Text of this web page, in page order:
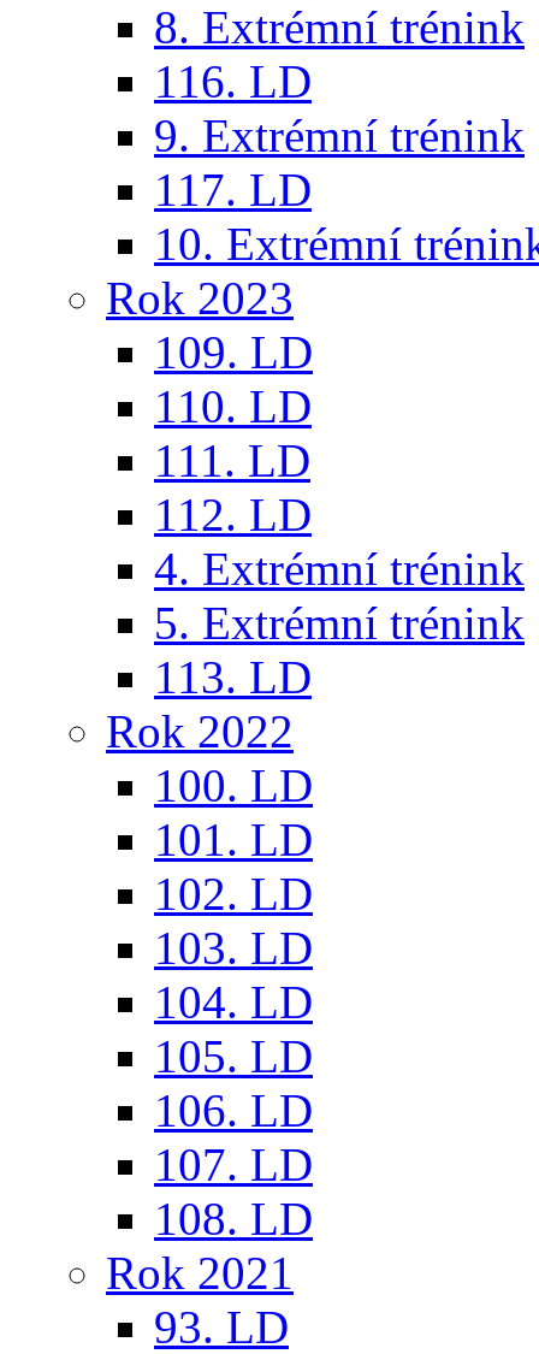
8. Extrémní trénink
116. LD
9. Extrémní trénink
117. LD
10. Extrémní
Rok 2023
109. LD
110. LD
111. LD
112. LD
4. Extrémní trénink
5. Extrémní trénink
113. LD
Rok 2022
100. LD
101. LD
102. LD
103. LD
104. LD
105. LD
106. LD
107. LD
108. LD
Rok 2021
93. LD